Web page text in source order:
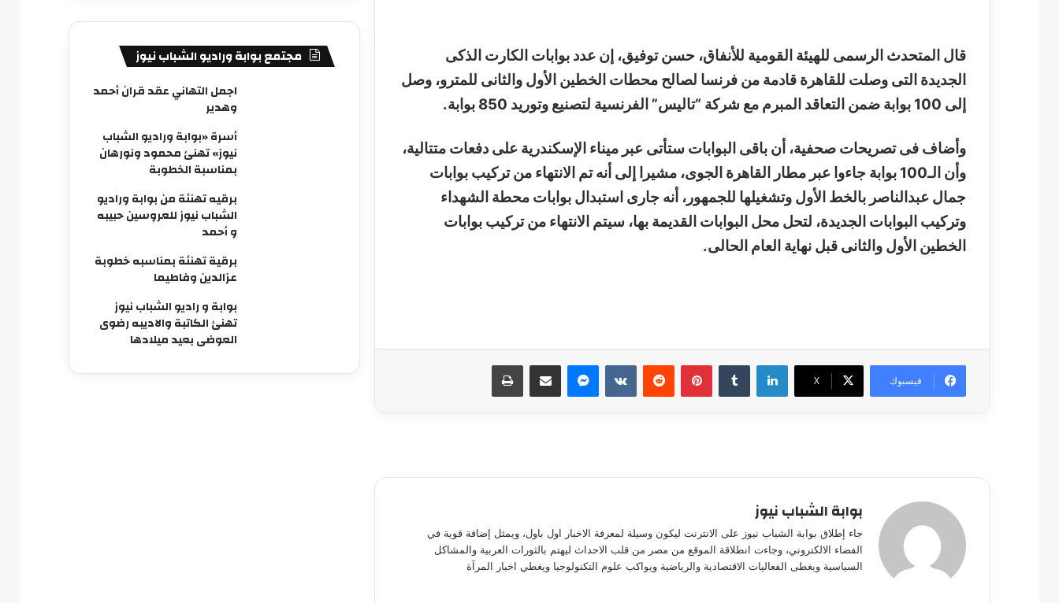
قال المتحدث الرسمى للهيئة القومية للأنفاق، حسن توفيق، إن عدد بوابات الكارت الذكى
الجديدة التى وصلت للقاهرة قادمة من فرنسا لصالح محطات الخطين الأول والثانى للمترو، وصل
إلى 100 بوابة ضمن التعاقد المبرم مع شركة “تاليس” الفرنسية لتصنيع وتوريد 850 بوابة.
وأضاف فى تصريحات صحفية، أن باقى البوابات ستأتى عبر ميناء الإسكندرية على دفعات متتالية،
وأن الـ100 بوابة جاءوا عبر مطار القاهرة الجوى، مشيرا إلى أنه تم الانتهاء من تركيب بوابات
جمال عبدالناصر بالخط الأول وتشغيلها للجمهور، أنه جارى استبدال بوابات محطة الشهداء
وتركيب البوابات الجديدة، لتحل محل البوابات القديمة بها، سيتم الانتهاء من تركيب بوابات
الخطين الأول والثانى قبل نهاية العام الحالى.
فيسبوك ‫X
لينكدإن بينتيريست ماسنجر مشاركة عبر البريد طباعة
بوابة الشباب نيوز
جاء إطلاق بوابة الشباب نيوز على الانترنت ليكون وسيلة لمعرفة الاخبار اول باول، ويمثل إضافة قوية في
الفضاء الالكتروني، وجاءت انطلاقة الموقع من مصر من قلب الاحداث ليهتم بالثورات العربية والمشاكل
السياسية ويغطى الفعاليات الاقتصادية والرياضية ويواكب علوم التكنولوجيا ويغطي اخبار المرآة
ابو عقيل والحمزاوي يهنئان رافت السمان
بتوليه منصب وكيل تضامن الجيزه ويبحثان
سبل التعاون بينهما
وعملوها ازاي
أهالي الطالبية يعلنون في مؤتمر حاشد
دعمهم لمرشحي «مستقبل وطن»
بانتخابات «الشيوخ»
مجتمع بوابة وراديو الشباب نيوز
اجمل التهاني عقد قران أحمد
وهدير
أسرة «بوابة وراديو الشباب
نيوز» تهنئ محمود ونورهان
بمناسبة الخطوبة
برقيه تهنئة من بوابة وراديو
الشباب نيوز للعروسين حبيبه
و أحمد
برقية تهنئة بمناسبه خطوبة
عزالدين وفاطيما
بوابة و راديو الشباب نيوز
تهنئ الكاتبة والاديبه رضوى
العوضى بعيد ميلادها